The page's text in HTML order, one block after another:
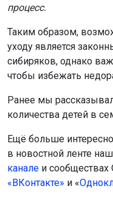
процесс.
Таким образом,
уходу является
сибиряков, однако
чтобы избежать
Ранее мы
количества детей в
Ещё больше
в новостной ленте
канале и сообществах
«ВКонтакте» и «